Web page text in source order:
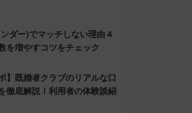
ダー)でマッチしない理由４
を増やすコツをチェック
】既婚者クラブのリアルな口
徹底解説！利用者の体験談紹